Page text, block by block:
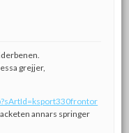
grejjer,
annars springer